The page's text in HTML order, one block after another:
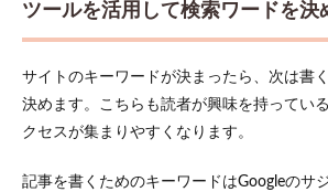
ツールを活用して検索ワードを決
サイトのキーワードが決まったら、次は書
決めます。こちらも読者が興味を持ってい
クセスが集まりやすくなります。
記事を書くためのキーワードはGoogleのサ